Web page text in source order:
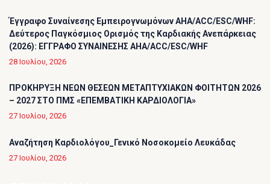
Έγγραφο Συναίνεσης Εμπειρογνωμόνων AHA/ACC/ESC/WHF:
Δεύτερος Παγκόσμιος Ορισμός της Καρδιακής Ανεπάρκειας
(2026): ΕΓΓΡΑΦΟ ΣΥΝΑΙΝΕΣΗΣ AHA/ACC/ESC/WHF
28 Ιουλίου, 2026
ΠΡΟΚΗΡΥΞΗ ΝΕΩΝ ΘΕΣΕΩΝ ΜΕΤΑΠΤΥΧΙΑΚΩΝ ΦΟΙΤΗΤΩΝ 2026
– 2027 ΣΤΟ ΠΜΣ «ΕΠΕΜΒΑΤΙΚΗ ΚΑΡΔΙΟΛΟΓΙΑ»
27 Ιουλίου, 2026
Αναζήτηση Καρδιολόγου_Γενικό Νοσοκομείο Λευκάδας
27 Ιουλίου, 2026